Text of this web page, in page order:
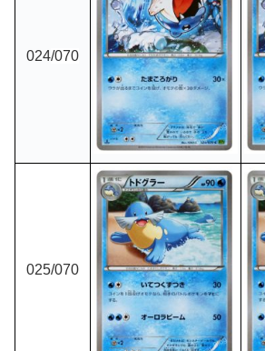
024/070
025/070